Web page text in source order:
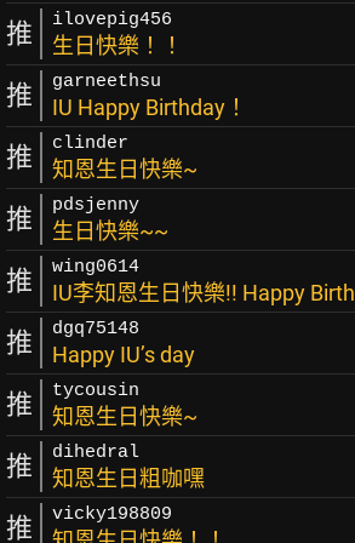
推 ilovepig456
生日快樂！！
推 garneethsu
IU Happy Birthday！
推 clinder
知恩生日快樂~
推 pdsjenny
生日快樂~~
推 wing0614
IU李知恩生日快樂!! Happy
推 dgq75148
Happy IU’s day
推 tycousin
知恩生日快樂~
推 dihedral
知恩生日粗咖嘿
推 vicky198809